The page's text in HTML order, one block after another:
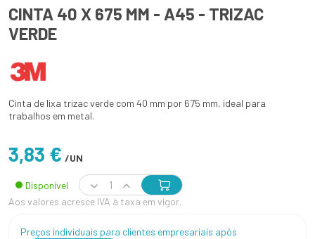
CINTA 40 X 675 MM - A45 - TRIZAC
VERDE
Cinta de lixa trizac verde com 40 mm por 675 mm, ideal para
trabalhos em metal.
3,83 € /UN
Disponível
Aos valores acresce IVA à taxa em vigor.
Preços individuais para clientes empresariais após